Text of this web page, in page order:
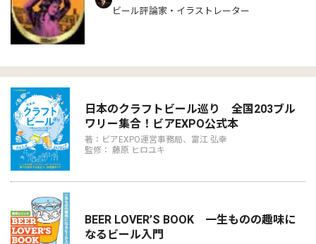
ビール評論家・イラストレーター
日本のクラフトビール巡り 全国203ブル
ワリー集合！ビアEXPO公式本
著：ビアEXPO運営事務局、富江 弘幸
監修： 藤原 ヒロユキ
BEER LOVER’S BOOK 一生ものの趣味に
なるビール入門